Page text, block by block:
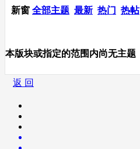
新窗 全部主题 最新 热门 热帖
本版块或指定的范围内尚无主题
返 回